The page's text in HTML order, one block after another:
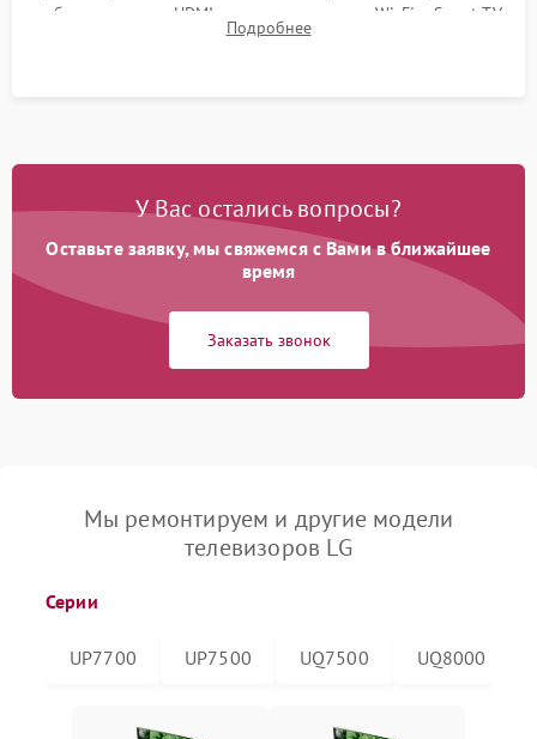
работы разъемов HDMI, динамиков, модуля Wi-Fi и Smart TV
в рабочем режиме в течение нескольких часов.
Подробнее
У Вас остались вопросы?
Оставьте заявку, мы свяжемся с Вами в ближайшее
время
Заказать звонок
Мы ремонтируем и другие модели
телевизоров LG
Серии
UP7700 UP7500 UQ7500 UQ8000